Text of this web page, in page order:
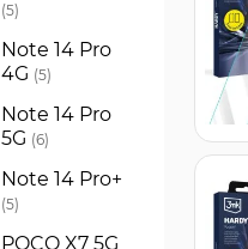
5
produkty
Note 14 Pro
4G 5
produkty
Note 14 Pro
5G 6
produkty
Note 14 Pro+
5
produkty
POCO X7 5G